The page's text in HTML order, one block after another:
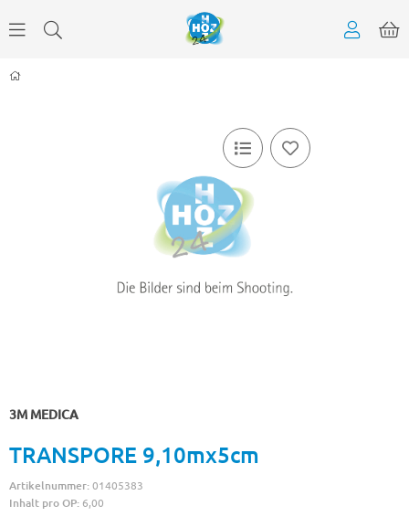
3M MEDICA
TRANSPORE 9,10mx5cm
Artikelnummer:01405383
Inhalt pro OP: 6,00